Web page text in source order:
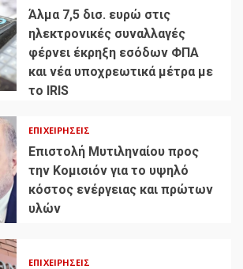
Άλμα 7,5 δισ. ευρώ στις
ηλεκτρονικές συναλλαγές
φέρνει έκρηξη εσόδων ΦΠΑ
και νέα υποχρεωτικά μέτρα με
το IRIS
ΕΠΙΧΕΙΡΉΣΕΙΣ
Επιστολή Μυτιληναίου προς
την Κομισιόν για το υψηλό
κόστος ενέργειας και πρώτων
υλών
ΕΠΙΧΕΙΡΉΣΕΙΣ